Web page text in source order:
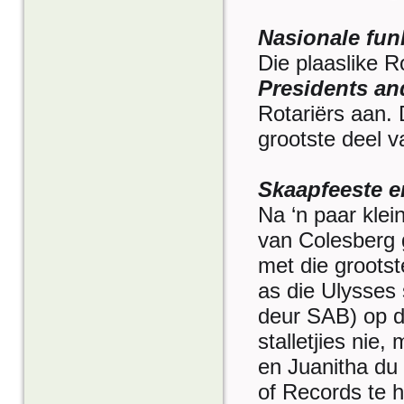
Nasionale
Die plaaslike
Presidents
Rotariërs aan.
grootste deel
Skaapfeeste
Na ‘n paar
van Colesberg
met die
as die Ulysses
deur SAB) op
stalletjies nie,
en Juanitha
of Records te